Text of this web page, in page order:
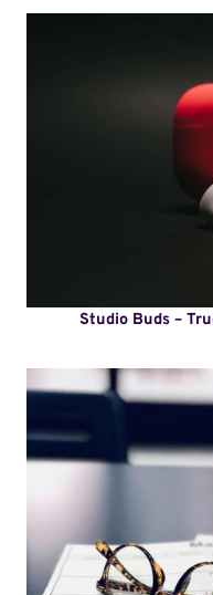
Studio Buds –